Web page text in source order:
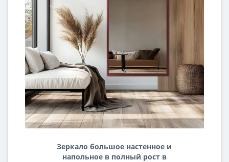
Зеркало большое настенное и
напольное в полный рост в